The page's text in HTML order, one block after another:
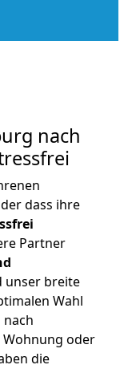
nach
dass ihre
Partner
unser breite
Wahl
Wohnung oder
die